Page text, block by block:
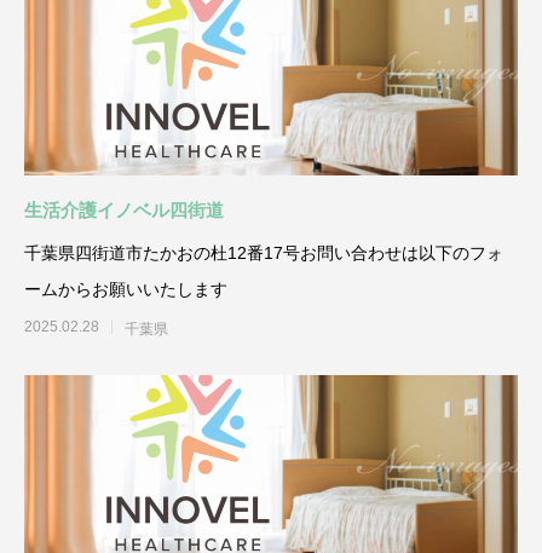
生活介護イノベル四街道
千葉県四街道市たかおの杜12番17号お問い合わせは以下のフォ
ームからお願いいたします
2025.02.28 千葉県